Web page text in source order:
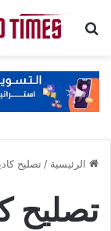
بحث عن
الرئيسية / تصليح
تصليح